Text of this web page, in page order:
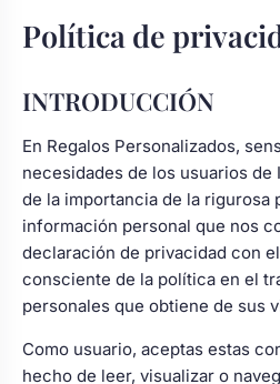
novia y zapatillas
personalizadas
de boda
personalizados
Árboles de Huellas para
Comunión
Batas de comunión
para niña
Chocolatinas
Comuniones
Cuadros personalizados
Política de
INTRODUCCIÓN
En Regalos Personalizados,
necesidades de los usuarios
de la importancia de la rigurosa
información personal que nos
declaración de privacidad con
consciente de la política en el
personales que obtiene de sus
Como usuario, aceptas estas
hecho de leer, visualizar o